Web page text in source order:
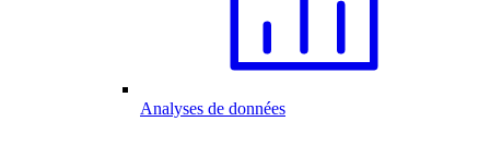
Analyses de données